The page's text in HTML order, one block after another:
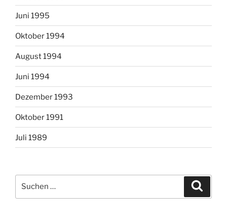
Juni 1995
Oktober 1994
August 1994
Juni 1994
Dezember 1993
Oktober 1991
Juli 1989
nach: